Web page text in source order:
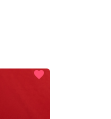
favorite